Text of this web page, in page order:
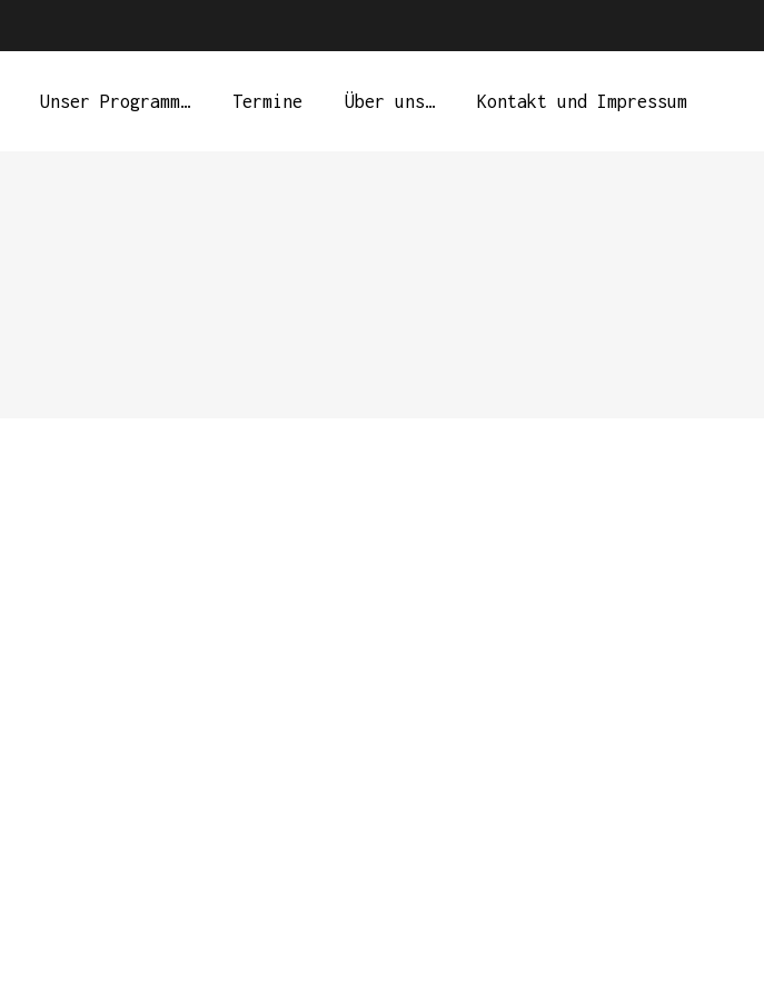
Unser Programm… Termine Über uns… Kontakt und Impressum